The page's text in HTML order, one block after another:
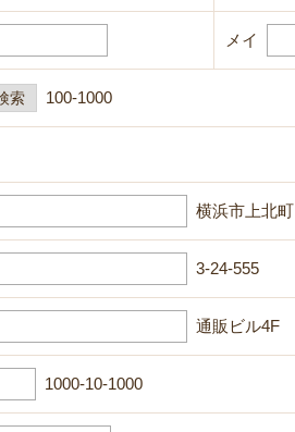
メイ
100-1000
横浜市上北町
3-24-555
通販ビル4F
1000-10-1000